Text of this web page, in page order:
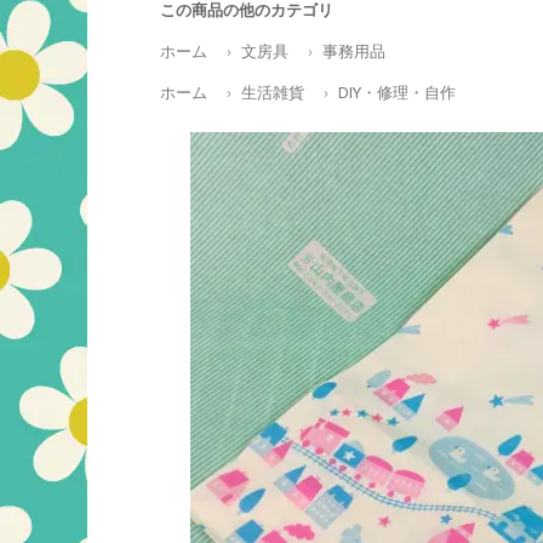
この商品の他のカテゴリ
ホーム 文房具 事務用品
ホーム 生活雑貨 DIY・修理・自作